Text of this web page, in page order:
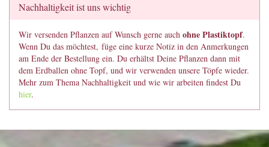
Nachhaltigkeit ist uns wichtig
Wir versenden Pflanzen auf Wunsch gerne auch ohne Plastiktopf.
Wenn Du das möchtest, füge eine kurze Notiz in den Anmerkungen
am Ende der Bestellung ein. Du erhältst Deine Pflanzen dann mit
dem Erdballen ohne Topf, und wir verwenden unsere Töpfe wieder.
Mehr zum Thema Nachhaltigkeit und wie wir arbeiten findest Du
hier.